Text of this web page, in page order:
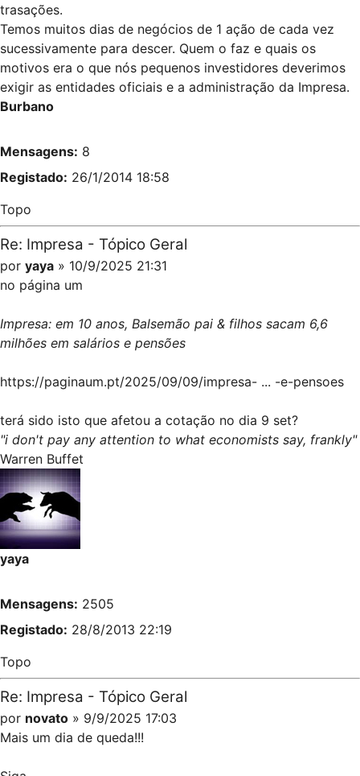
trasações.
Temos muitos dias de negócios de 1 ação de cada vez
sucessivamente para descer. Quem o faz e quais os
motivos era o que nós pequenos investidores deverimos
exigir as entidades oficiais e a administração da Impresa.
Burbano
Mensagens: 8
Registado: 26/1/2014 18:58
Topo
Re: Impresa - Tópico Geral
por yaya » 10/9/2025 21:31
no página um
Impresa: em 10 anos, Balsemão pai & filhos sacam 6,6
milhões em salários e pensões
https://paginaum.pt/2025/09/09/impresa- ... -e-pensoes
terá sido isto que afetou a cotação no dia 9 set?
"i don't pay any attention to what economists say, frankly"
Warren Buffet
yaya
Mensagens: 2505
Registado: 28/8/2013 22:19
Topo
Re: Impresa - Tópico Geral
por novato » 9/9/2025 17:03
Mais um dia de queda!!!